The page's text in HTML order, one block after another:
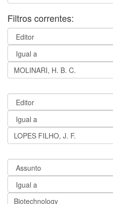
Filtros correntes: